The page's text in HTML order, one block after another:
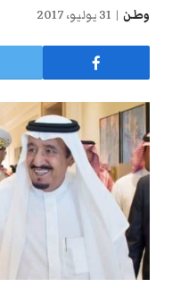
وطن 31 يوليو، 2017